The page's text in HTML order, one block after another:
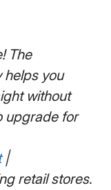
The
you
without
upgrade for
|
retail stores.